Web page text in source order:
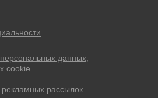
данных,
cookie
рассылок